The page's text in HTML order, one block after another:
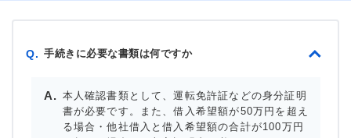
Q. 手続きに必要な書類は何ですか
本人確認書類として、運転免許証などの身分証明
書が必要です。また、借入希望額が50万円を超え
る場合・他社借入と借入希望額の合計が100万円